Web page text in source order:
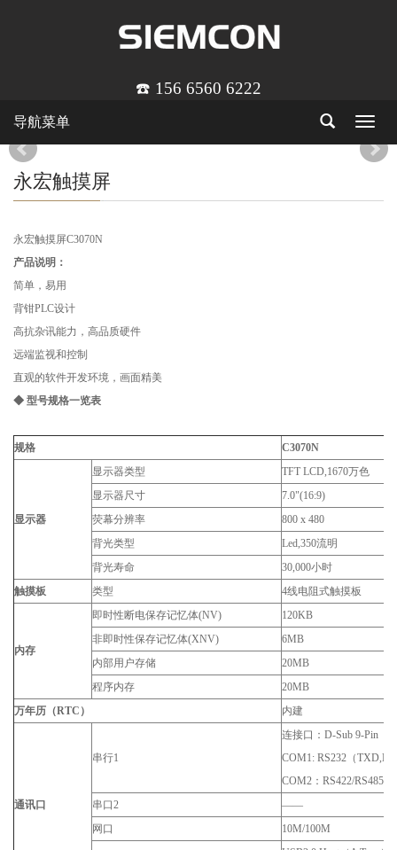
☎️ 156 6560 6222
Toggle
导航菜单
永宏触摸屏
永宏触摸屏C3070N
产品说明：
简单，易用
背钳PLC设计
高抗杂讯能力，高品质硬件
远端监视和控制
直观的软件开发环境，画面精美
◆ 型号规格一览表
规格 C3070N
显示器
显示器类型
TFT LCD,1670万色
显示器尺寸
7.0"(16:9)
荧幕分辨率
800 x 480
背光类型
Led,350流明
背光寿命
30,000小时
触摸板
类型 4线电阻式触摸板
内存
即时性断电保存记忆体(NV)
120KB
非即时性保存记忆体(XNV)
6MB
内部用户存储
20MB
程序内存
20MB
万年历（RTC）
内建
通讯口
串行1
连接口：D-Sub 9-Pin
COM1: RS232（
COM2：RS422/RS485
串口2
——
网口
10M/100M